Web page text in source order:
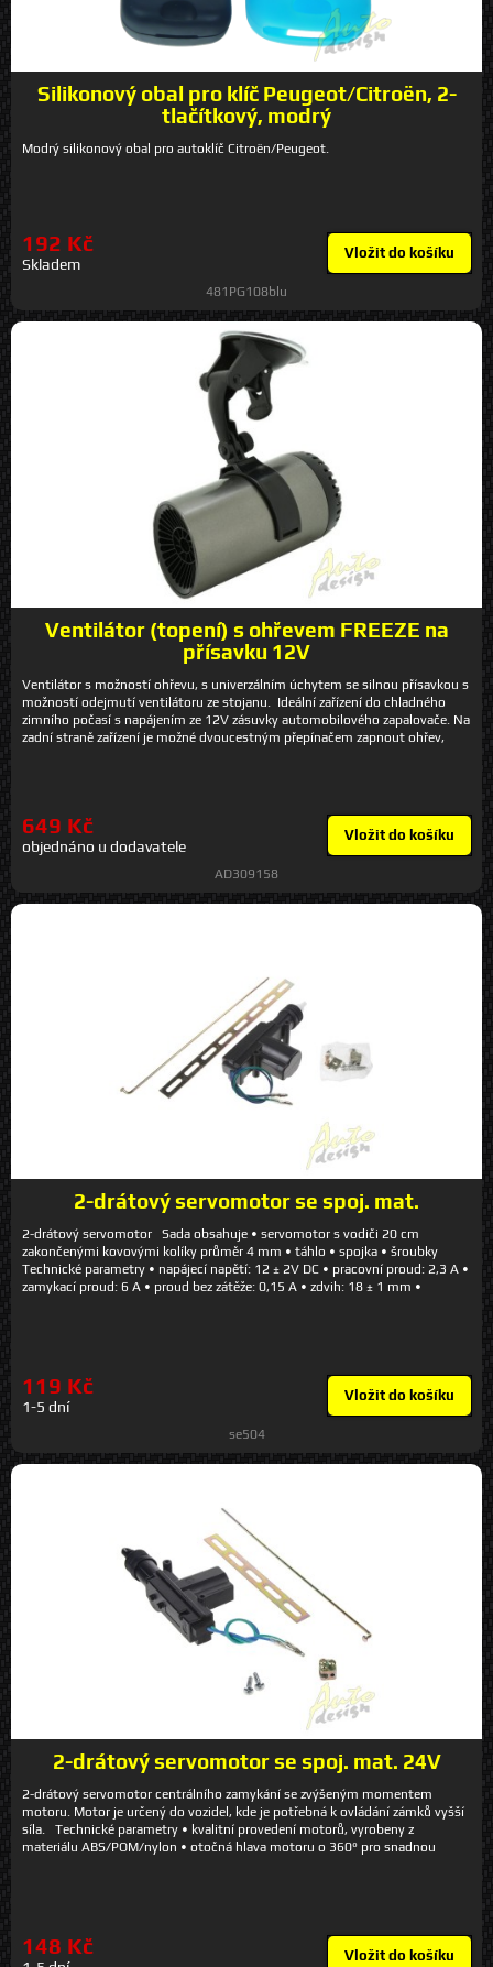
Silikonový obal pro klíč Peugeot/Citroën, 2-
tlačítkový, modrý
Modrý silikonový obal pro autoklíč Citroën/Peugeot.
192 Kč
Skladem
Vložit do košíku
481PG108blu
Ventilátor (topení) s ohřevem FREEZE na
přísavku 12V
Ventilátor s možností ohřevu, s univerzálním úchytem se silnou přísavkou s
možností odejmutí ventilátoru ze stojanu. Ideální zařízení do chladného
zimního počasí s napájením ze 12V zásuvky automobilového zapalovače. Na
zadní straně zařízení je možné dvoucestným přepínačem zapnout ohřev,
W max. doba běhu 40-60 min. rozměry ventilátoru 15 x 7 cm
649 Kč
objednáno u dodavatele
Vložit do košíku
AD309158
2-drátový servomotor se spoj. mat.
2-drátový servomotor Sada obsahuje • servomotor s vodiči 20 cm
zakončenými kovovými kolíky průměr 4 mm • táhlo • spojka • šroubky
Technické parametry • napájecí napětí: 12 ± 2V DC • pracovní proud: 2,3 A •
zamykací proud: 6 A • proud bez zátěže: 0,15 A • zdvih: 18 ± 1 mm •
119 Kč
1-5 dní
Vložit do košíku
se504
2-drátový servomotor se spoj. mat. 24V
2-drátový servomotor centrálního zamykání se zvýšeným momentem
motoru. Motor je určený do vozidel, kde je potřebná k ovládání zámků vyšší
síla. Technické parametry • kvalitní provedení motorů, vyrobeny z
materiálu ABS/POM/nylon • otočná hlava motoru o 360° pro snadnou
148 Kč Vložit do košíku